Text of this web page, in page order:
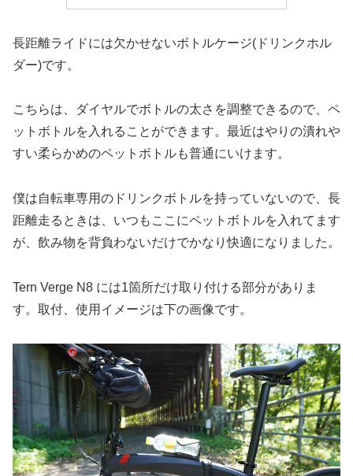
長距離ライドには欠かせないボトルケージ(ドリンクホル
ダー)です。
こちらは、ダイヤルでボトルの太さを調整できるので、ペ
ットボトルを入れることができます。最近はやりの潰れや
すい柔らかめのペットボトルも普通にいけます。
僕は自転車専用のドリンクボトルを持っていないので、長
距離走るときは、いつもここにペットボトルを入れてます
が、飲み物を背負わないだけでかなり快適になりました。
Tern Verge N8 には1箇所だけ取り付ける部分がありま
す。取付、使用イメージは下の画像です。